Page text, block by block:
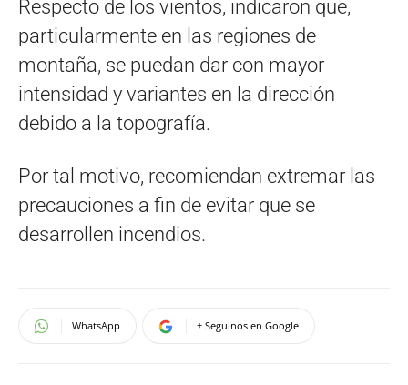
Respecto de los vientos, indicaron que,
particularmente en las regiones de
montaña, se puedan dar con mayor
intensidad y variantes en la dirección
debido a la topografía.
Por tal motivo, recomiendan extremar las
precauciones a fin de evitar que se
desarrollen incendios.
WhatsApp + Seguinos en Google